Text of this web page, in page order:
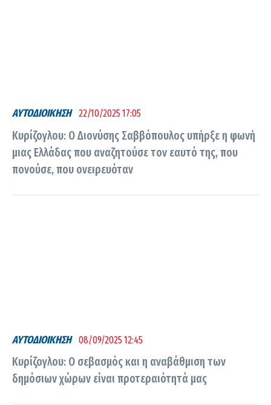
ΑΥΤΟΔΙΟΙΚΗΣΗ 22/10/2025 17:05
Κυρίζογλου: Ο Διονύσης Σαββόπουλος υπήρξε η φωνή
μιας Ελλάδας που αναζητούσε τον εαυτό της, που
πονούσε, που ονειρευόταν
ΑΥΤΟΔΙΟΙΚΗΣΗ 08/09/2025 12:45
Κυρίζογλου: Ο σεβασμός και η αναβάθμιση των
δημόσιων χώρων είναι προτεραιότητά μας